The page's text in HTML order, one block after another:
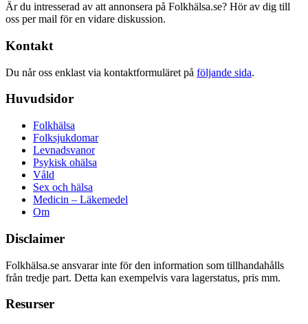
Är du intresserad av att annonsera på Folkhälsa.se? Hör av dig till
oss per mail för en vidare diskussion.
Kontakt
Du når oss enklast via kontaktformuläret på följande sida.
Huvudsidor
Folkhälsa
Folksjukdomar
Levnadsvanor
Psykisk ohälsa
Våld
Sex och hälsa
Medicin – Läkemedel
Om
Disclaimer
Folkhälsa.se ansvarar inte för den information som tillhandahålls
från tredje part. Detta kan exempelvis vara lagerstatus, pris mm.
Resurser